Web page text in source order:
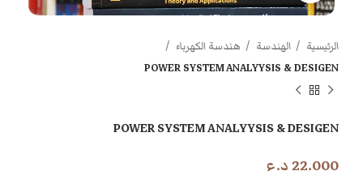
الرئيسية الهندسة
هندسة الكهرباء
POWER SYSTEM ANALYYSIS & DESIGEN
POWER SYSTEM ANALYYSIS & DESIGEN
22.000د.ع